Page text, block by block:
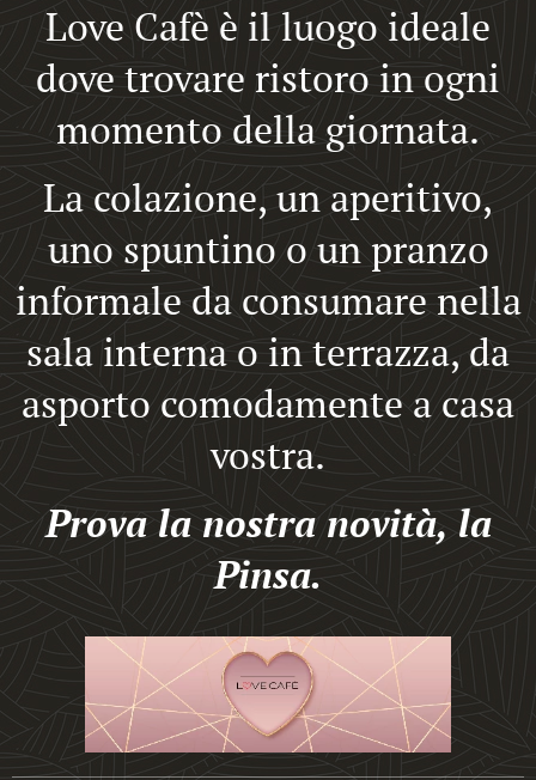
Love Cafè è il luogo ideale
dove trovare ristoro in ogni
momento della giornata.
La colazione, un aperitivo,
uno spuntino o un pranzo
informale da consumare nella
sala interna o in terrazza, da
asporto comodamente a casa
vostra.
Prova la nostra novità, la
Pinsa.